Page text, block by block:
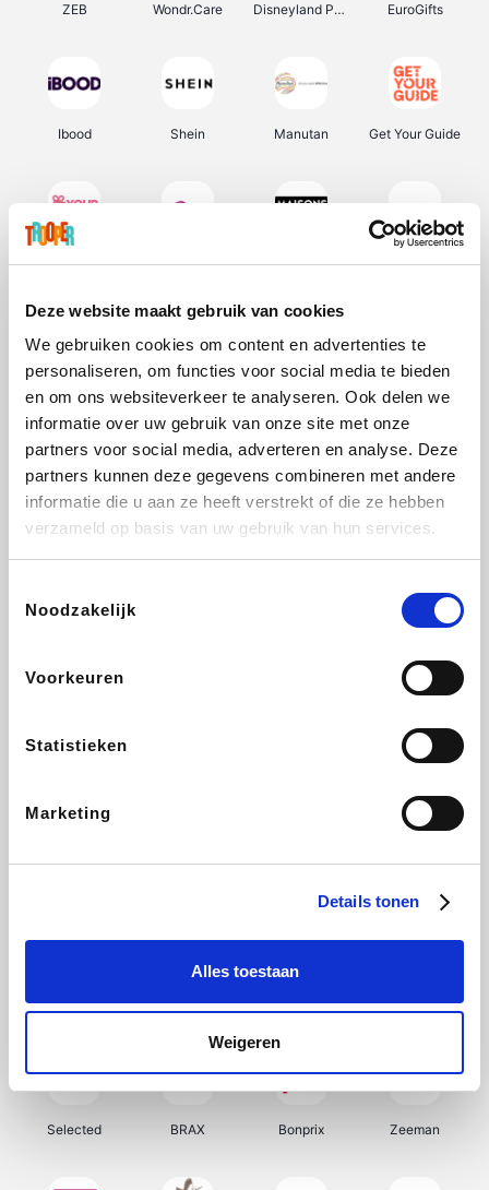
Deze website maakt gebruik van cookies
We gebruiken cookies om content en advertenties te
personaliseren, om functies voor social media te bieden
en om ons websiteverkeer te analyseren. Ook delen we
informatie over uw gebruik van onze site met onze
partners voor social media, adverteren en analyse. Deze
partners kunnen deze gegevens combineren met andere
informatie die u aan ze heeft verstrekt of die ze hebben
verzameld op basis van uw gebruik van hun services.
Noodzakelijk
Voorkeuren
Statistieken
Marketing
Details tonen
Alles toestaan
Weigeren
ZEB Wondr.Care Disneyland Paris EuroGifts
Ibood Shein Manutan Get Your Guide
Weekendesk Sarenza Schiesser Interhome
Lufthansa
CheapTickets.be DeubaXXL
Samsung My Jewellery Delonghi Tennis Point
Selected BRAX Bonprix Zeeman